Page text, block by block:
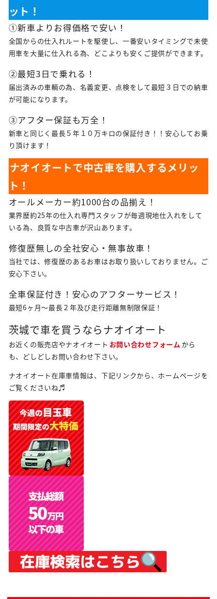
ット！
①新車よりお得価格で安い！
全国からの仕入れルートを駆使し、一番安いタイミングで未使
用車を大量に仕入れる為、どこよりも安くご提供ができます。
②最短3日で乗れる！
届出済みの車輌の為、名義変更、点検をして最短３日での納車
が可能になります。
③アフター保証も万全！
新車と同じく最長５年１０万キロの保証付き！！安心してお乗
り頂けます！
ナオイオートで中古車を購入するメリッ
ト！
オールメーカー約1000台の品揃え！
業界歴約25年の仕入れ専門スタッフが毎週現地仕入れをして
いる為、良質な中古車が沢山あります。
修復歴無しの全社安心・無事故車！
当社では、修復歴のあるお車はお取り扱いしておりません。ご
安心下さい。
全車保証付き！安心のアフターサービス！
最短6ヶ月～最長２年及び走行距離無制限保証！
茨城で車を買うならナオイオート
お近くの販売店やナオイオート お問い合わせフォーム から
も、どしどしお問い合わせ下さい。
ナオイオート在庫車情報は、下記リンクから、ホームページを
ご覧くださいね♬